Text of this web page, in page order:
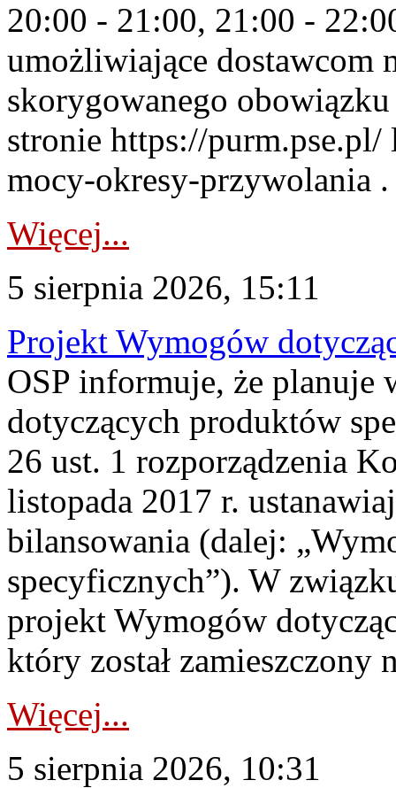
20:00 - 21:00, 21:00 -
umożliwiające dostawcom
skorygowanego
stronie https://
mocy-okresy-przywolania
Więcej...
5 sierpnia 2026, 15:11
Projekt Wymogów
OSP informuje, że planuje
dotyczących produktów
26 ust. 1 rozporządzenia
listopada 2017 r.
bilansowania (dalej:
specyficznych”). W
projekt Wymogów
który został zamieszczony
Więcej...
5 sierpnia 2026, 10:31